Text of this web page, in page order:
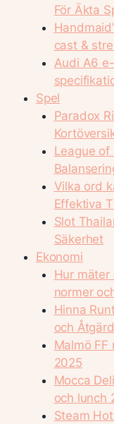
För Äkta
cast &
Audi A6
Spel
Paradox
League of
Vilka ord
Effektiva
Slot
Säkerhet
Ekonomi
Hur
normer
Hinna
och
Malmö FF
2025
Mocca
och lunch
Steam